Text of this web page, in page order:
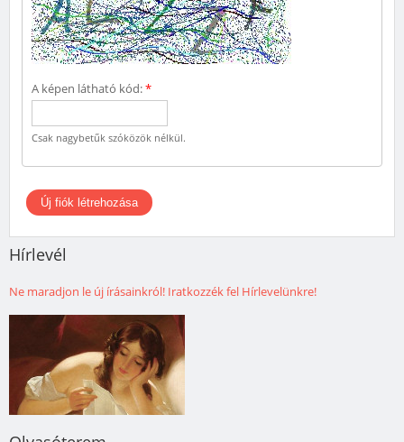
A képen látható kód:*
Csak nagybetűk szóközök nélkül.
Hírlevél
Ne maradjon le új írásainkról! Iratkozzék fel Hírlevelünkre!